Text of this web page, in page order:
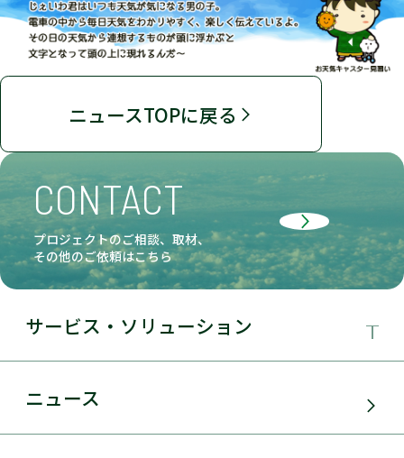
ニュースTOPに戻る
CONTACT
プロジェクトのご相談、取材、
その他のご依頼はこちら
サービス・ソリューション
事業領域
サービス・ソリューション
ニュース